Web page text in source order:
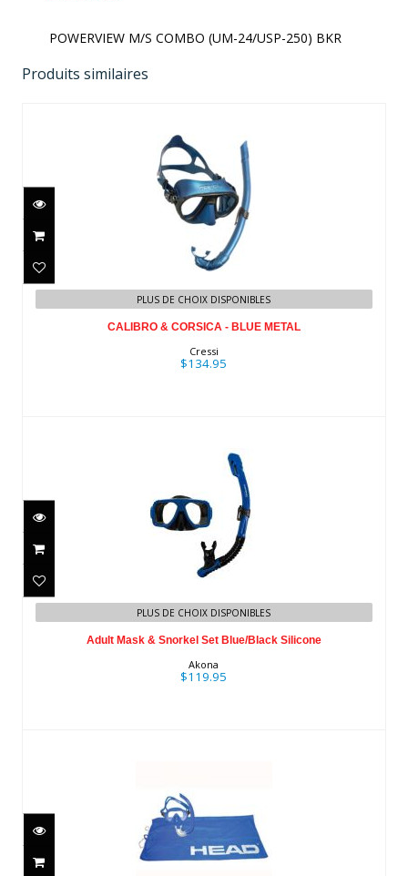
POWERVIEW M/S COMBO (UM-24/USP-250) BKR
Produits similaires
CALIBRO & CORSICA - BLUE METAL
$134.95
PLUS DE CHOIX DISPONIBLES
CALIBRO & CORSICA - BLUE METAL
Cressi
$134.95
Adult Mask & Snorkel Set Blue/Black
Silicone
$119.95
PLUS DE CHOIX DISPONIBLES
Adult Mask & Snorkel Set Blue/Black Silicone
Akona
$119.95